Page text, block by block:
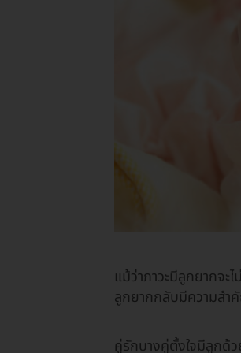
แม้ว่าภาวะมีลูกยากจะ
ลูกยากกลับมีความสำ
คู่รักบางคู่ตั้งใจมีลูกด้